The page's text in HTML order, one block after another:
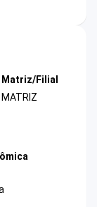
Matriz/Filial
MATRIZ